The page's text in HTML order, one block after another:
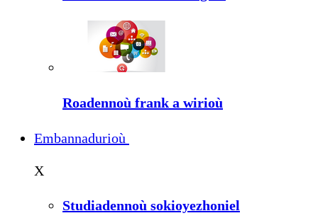
Roadennoù frank a wirioù
Embannadurioù
X
Studiadennoù sokioyezhoniel